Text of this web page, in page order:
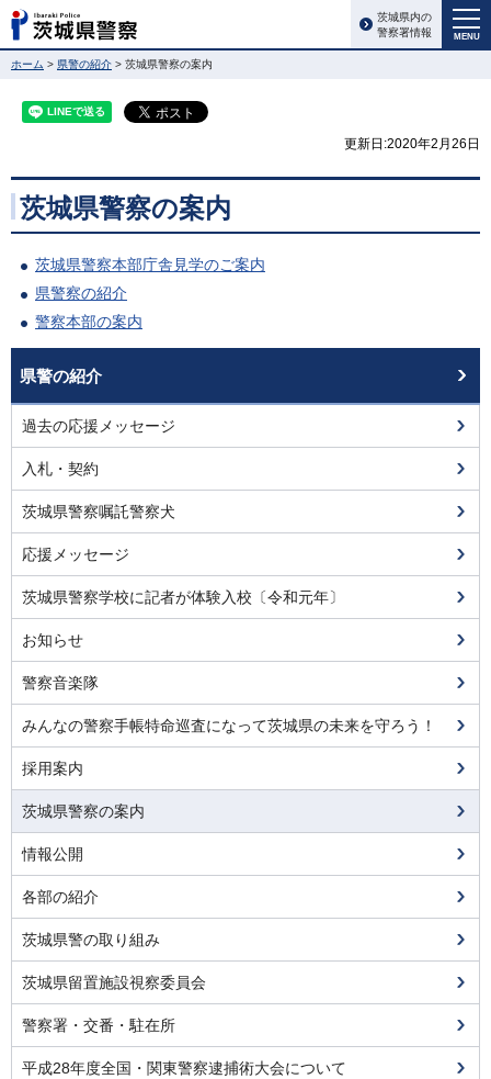
MENU
茨城県内の
警察署情報
ホーム > 県警の紹介 > 茨城県警察の案内
更新日:2020年2月26日
茨城県警察の案内
茨城県警察本部庁舎見学のご案内
県警察の紹介
警察本部の案内
県警の紹介
過去の応援メッセージ
入札・契約
茨城県警察嘱託警察犬
応援メッセージ
茨城県警察学校に記者が体験入校〔令和元年〕
お知らせ
警察音楽隊
みんなの警察手帳特命巡査になって茨城県の未来を守ろう！
採用案内
茨城県警察の案内
情報公開
各部の紹介
茨城県警の取り組み
茨城県留置施設視察委員会
警察署・交番・駐在所
平成28年度全国・関東警察逮捕術大会について